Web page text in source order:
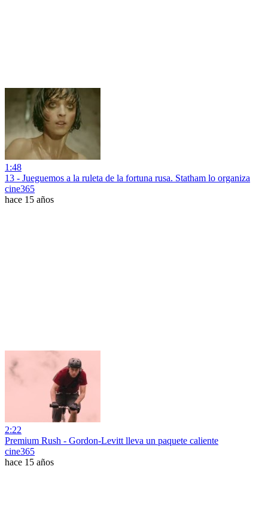
1:48
13 - Jueguemos a la ruleta de la fortuna rusa. Statham lo organiza
cine365
hace 15 años
2:22
Premium Rush - Gordon-Levitt lleva un paquete caliente
cine365
hace 15 años